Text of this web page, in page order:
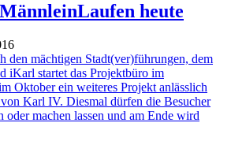
heute
mächtigen Stadt(ver)führungen, dem
iKarl startet das Projektbüro im
Oktober ein weiteres Projekt anlässlich
Karl IV. Diesmal dürfen die Besucher
oder machen lassen und am Ende wird